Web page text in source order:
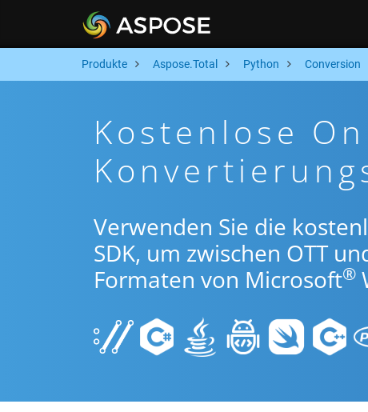
Produkte Aspose.Total Python Conversion
Kostenlose
Verwenden Sie die
SDK, um zwischen OTT
Formaten von Microsoft®